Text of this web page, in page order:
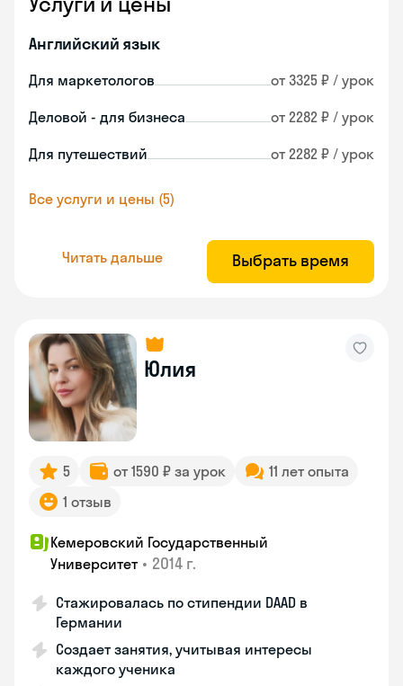
Английский язык
Для маркетологов от 3325 ₽ / урок
Деловой - для бизнеса от 2282 ₽ / урок
Для путешествий от 2282 ₽ / урок
Все услуги и цены (5)
Читать дальше Выбрать время
Юлия
5 от 1590 ₽ за урок
11 лет опыта
1 отзыв
Кемеровский Государственный
Университет • 2014 г.
Стажировалась по стипендии DAAD в
Германии
Создает занятия, учитывая интересы
каждого ученика